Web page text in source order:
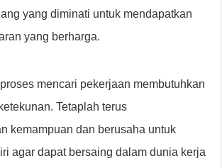
yang diminati untuk mendapatkan
yang berharga.
mencari pekerjaan membutuhkan
Tetaplah terus
kemampuan dan berusaha untuk
agar dapat bersaing dalam dunia kerja